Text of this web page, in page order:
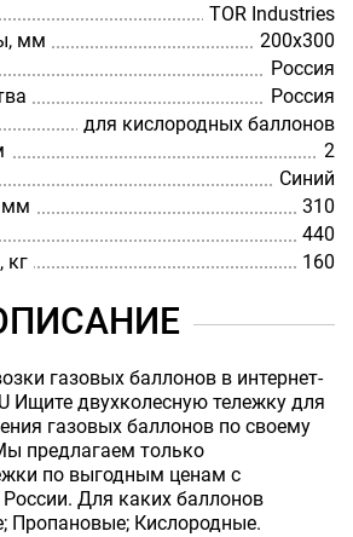
TOR Industries
мм
200х300
Россия
Россия
для кислородных баллонов
2
Синий
мм
310
440
кг
160
газовых баллонов в интернет-
Ищите двухколесную тележку для
газовых баллонов по своему
предлагаем только
по выгодным ценам с
Для каких баллонов
Пропановые; Кислородные.